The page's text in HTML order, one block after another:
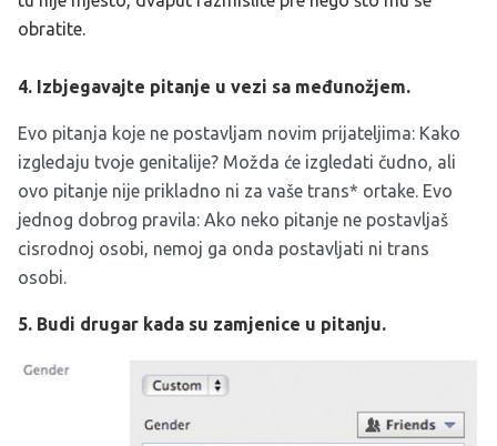
obratite.
4. Izbjegavajte pitanje u vezi sa međunožjem.
Evo pitanja koje ne postavljam novim prijateljima: Kako
izgledaju tvoje genitalije? Možda će izgledati čudno, ali
ovo pitanje nije prikladno ni za vaše trans* ortake. Evo
jednog dobrog pravila: Ako neko pitanje ne postavljaš
cisrodnoj osobi, nemoj ga onda postavljati ni trans
osobi.
5. Budi drugar kada su zamjenice u pitanju.